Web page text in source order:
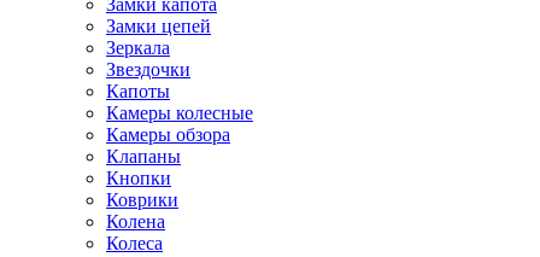
Замки капота
Замки цепей
Зеркала
Звездочки
Капоты
Камеры колесные
Камеры обзора
Клапаны
Кнопки
Коврики
Колена
Колеса